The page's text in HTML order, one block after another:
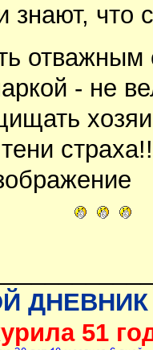
знают, что
- не
ДНЕВНИК
51